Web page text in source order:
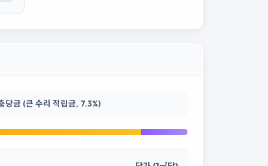
당금 (큰 수리 적립금, 7.3%)